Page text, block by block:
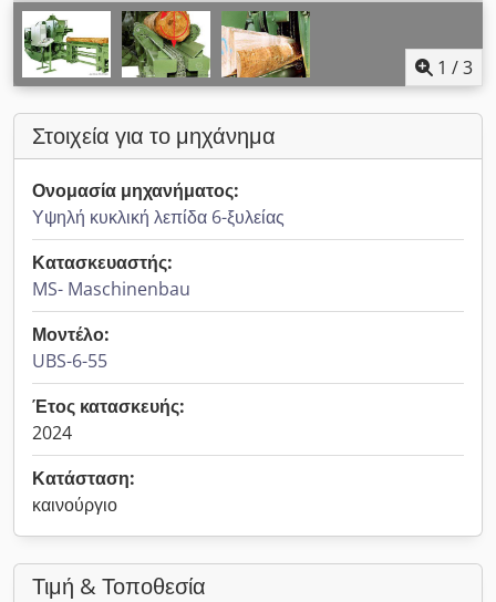
1 /3
Στοιχεία για το μηχάνημα
Ονομασία μηχανήματος:
Υψηλή κυκλική λεπίδα 6-ξυλείας
Κατασκευαστής:
MS- Maschinenbau
Μοντέλο:
UBS-6-55
Έτος κατασκευής:
2024
Κατάσταση:
καινούργιο
Τιμή & Τοποθεσία